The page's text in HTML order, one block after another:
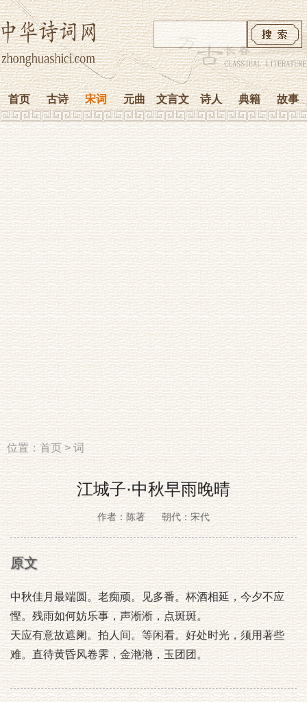
首页 古诗 宋词 元曲 文言文 诗人 典籍 故事
位置：首页>词
江城子·中秋早雨晚晴
作者：陈著 朝代：宋代
原文
中秋佳月最端圆。老痴顽。见多番。杯酒相延，今夕不应
慳。残雨如何妨乐事，声淅淅，点斑斑。
天应有意故遮阑。拍人间。等闲看。好处时光，须用著些
难。直待黄昏风卷霁，金滟滟，玉团团。